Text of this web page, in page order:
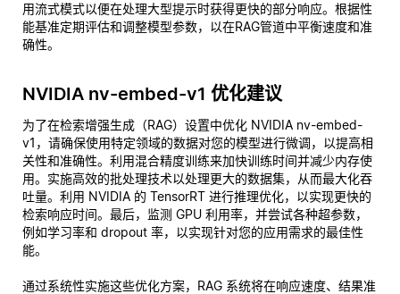
用流式模式以便在处理大型提示时获得更快的部分响应。根据性
能基准定期评估和调整模型参数，以在RAG管道中平衡速度和准
确性。
NVIDIA nv-embed-v1 优化建议
为了在检索增强生成（RAG）设置中优化 NVIDIA nv-embed-
v1，请确保使用特定领域的数据对您的模型进行微调，以提高相
关性和准确性。利用混合精度训练来加快训练时间并减少内存使
用。实施高效的批处理技术以处理更大的数据集，从而最大化吞
吐量。利用 NVIDIA 的 TensorRT 进行推理优化，以实现更快的
检索响应时间。最后，监测 GPU 利用率，并尝试各种超参数，
例如学习率和 dropout 率，以实现针对您的应用需求的最佳性
能。
通过系统性实施这些优化方案，RAG 系统将在响应速度、结果准